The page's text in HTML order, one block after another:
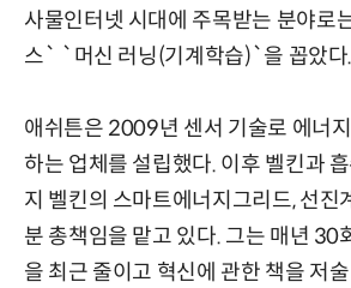
사물인터넷 시대에 주목받는 분야로
스` `머신 러닝(기계학습)`을 꼽았다.
애쉬튼은 2009년 센서 기술로 에너
하는 업체를 설립했다. 이후 벨킨과
지 벨킨의 스마트에너지그리드, 선진
분 총책임을 맡고 있다. 그는 매년 30
을 최근 줄이고 혁신에 관한 책을 저